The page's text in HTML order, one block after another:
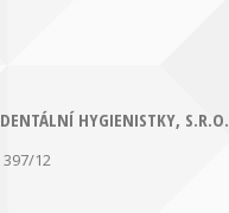
HYGIENISTKY, S.R.O.
12